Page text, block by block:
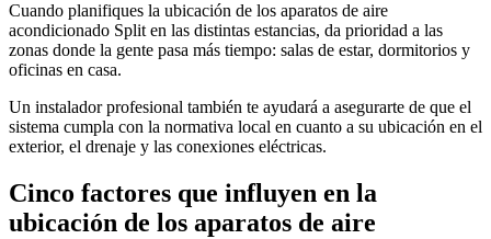
Cuando planifiques la ubicación de los aparatos de aire
acondicionado Split en las distintas estancias, da prioridad a las
zonas donde la gente pasa más tiempo: salas de estar, dormitorios y
oficinas en casa.
Un instalador profesional también te ayudará a asegurarte de que el
sistema cumpla con la normativa local en cuanto a su ubicación en el
exterior, el drenaje y las conexiones eléctricas.
Cinco factores que influyen en la
ubicación de los aparatos de aire